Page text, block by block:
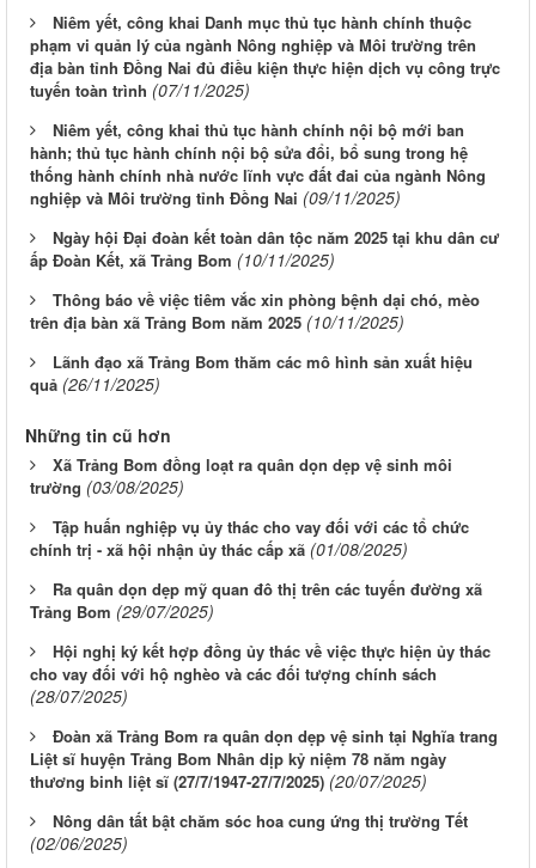
Niêm yết, công khai Danh mục thủ tục hành chính thuộc
phạm vi quản lý của ngành Nông nghiệp và Môi trường trên
địa bàn tỉnh Đồng Nai đủ điều kiện thực hiện dịch vụ công trực
tuyến toàn trình (07/11/2025)
Niêm yết, công khai thủ tục hành chính nội bộ mới ban
hành; thủ tục hành chính nội bộ sửa đổi, bổ sung trong hệ
thống hành chính nhà nước lĩnh vực đất đai của ngành Nông
nghiệp và Môi trường tỉnh Đồng Nai (09/11/2025)
Ngày hội Đại đoàn kết toàn dân tộc năm 2025 tại khu dân cư
ấp Đoàn Kết, xã Trảng Bom (10/11/2025)
Thông báo về việc tiêm vắc xin phòng bệnh dại chó, mèo
trên địa bàn xã Trảng Bom năm 2025 (10/11/2025)
Lãnh đạo xã Trảng Bom thăm các mô hình sản xuất hiệu
quả (26/11/2025)
Những tin cũ hơn
Xã Trảng Bom đồng loạt ra quân dọn dẹp vệ sinh môi
trường (03/08/2025)
Tập huấn nghiệp vụ ủy thác cho vay đối với các tổ chức
chính trị - xã hội nhận ủy thác cấp xã (01/08/2025)
Ra quân dọn dẹp mỹ quan đô thị trên các tuyến đường xã
Trảng Bom (29/07/2025)
Hội nghị ký kết hợp đồng ủy thác về việc thực hiện ủy thác
cho vay đối với hộ nghèo và các đối tượng chính sách
(28/07/2025)
Đoàn xã Trảng Bom ra quân dọn dẹp vệ sinh tại Nghĩa trang
Liệt sĩ huyện Trảng Bom Nhân dịp kỷ niệm 78 năm ngày
thương binh liệt sĩ (27/7/1947-27/7/2025) (20/07/2025)
Nông dân tất bật chăm sóc hoa cung ứng thị trường Tết
(02/06/2025)